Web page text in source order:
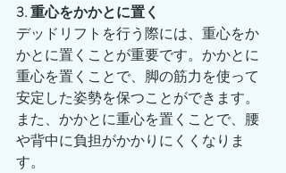
3. 重心をかかとに置く
デッドリフトを行う際には、重心をか
かとに置くことが重要です。かかとに
重心を置くことで、脚の筋力を使って
安定した姿勢を保つことができます。
また、かかとに重心を置くことで、腰
や背中に負担がかかりにくくなりま
す。